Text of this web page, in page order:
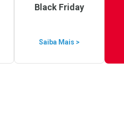
Black Friday
Saiba Mais >